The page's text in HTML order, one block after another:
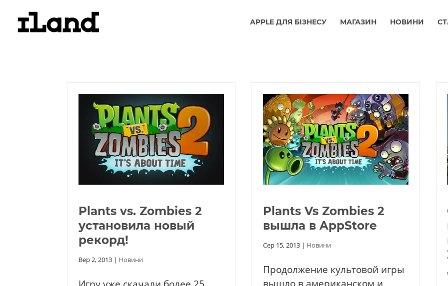
APPLE ДЛЯ БІЗНЕСУ МАГАЗИН НОВИНИ
Plants vs. Zombies 2
установила новый
рекорд!
Вер 2, 2013| Новини
Plants Vs Zombies 2
вышла в AppStore
Сер 15, 2013| Новини
Продолжение культовой игры